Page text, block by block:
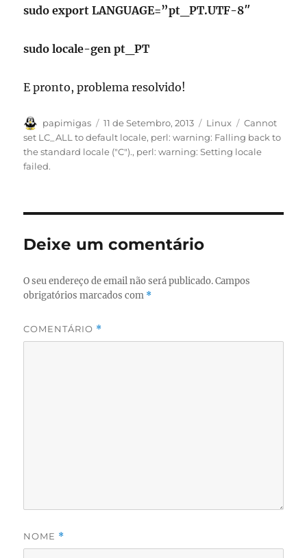
sudo export LANGUAGE=”pt_PT.UTF-8″
sudo locale-gen pt_PT
E pronto, problema resolvido!
Autor
papimigas
Publicado
em
11 de Setembro, 2013 Categorias
Linux Etiquetas
Cannot
set LC_ALL to default locale, perl: warning: Falling back to
the standard locale ("C")., perl: warning: Setting locale
failed.
Deixe um comentário
O seu endereço de email não será publicado. Campos
obrigatórios marcados com *
COMENTÁRIO *
NOME *